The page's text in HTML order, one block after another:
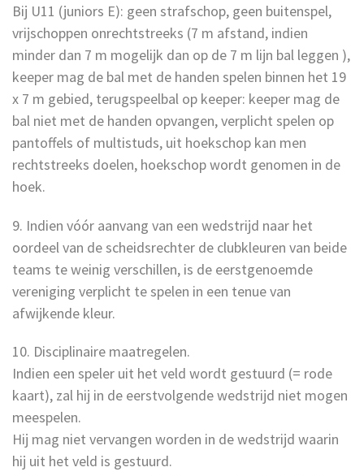
Bij U11 (juniors E): geen strafschop, geen buitenspel,
vrijschoppen onrechtstreeks (7 m afstand, indien
minder dan 7 m mogelijk dan op de 7 m lijn bal leggen ),
keeper mag de bal met de handen spelen binnen het 19
x 7 m gebied, terugspeelbal op keeper: keeper mag de
bal niet met de handen opvangen, verplicht spelen op
pantoffels of multistuds, uit hoekschop kan men
rechtstreeks doelen, hoekschop wordt genomen in de
hoek.
9. Indien vóór aanvang van een wedstrijd naar het
oordeel van de scheidsrechter de clubkleuren van beide
teams te weinig verschillen, is de eerstgenoemde
vereniging verplicht te spelen in een tenue van
afwijkende kleur.
10. Disciplinaire maatregelen.
Indien een speler uit het veld wordt gestuurd (= rode
kaart), zal hij in de eerstvolgende wedstrijd niet mogen
meespelen.
Hij mag niet vervangen worden in de wedstrijd waarin
hij uit het veld is gestuurd.